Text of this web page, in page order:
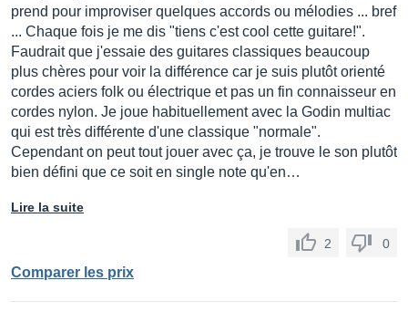
prend pour improviser quelques accords ou mélodies ... bref
... Chaque fois je me dis "tiens c'est cool cette guitare!".
Faudrait que j'essaie des guitares classiques beaucoup
plus chères pour voir la différence car je suis plutôt orienté
cordes aciers folk ou électrique et pas un fin connaisseur en
cordes nylon. Je joue habituellement avec la Godin multiac
qui est très différente d'une classique "normale".
Cependant on peut tout jouer avec ça, je trouve le son plutôt
bien défini que ce soit en single note qu'en…
Lire la suite
2 0
Comparer les prix